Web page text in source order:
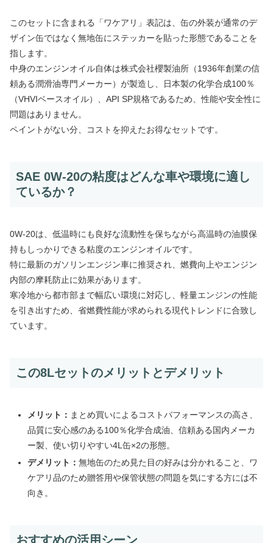
このセットに含まれる「ワケアリ」表記は、缶の外装が通常のデ
ザイン缶ではなく無地缶にステッカーを貼った形態であることを
指します。
中身のエンジンオイル自体は株式会社櫻製油所（1936年創業の信
頼ある潤滑油専門メーカー）が製造し、日本製の化学合成100％
（VHVIベースオイル）、API SP規格であるため、性能や安全性に
問題はありません。
ペイントがない分、コストを抑えたお得なセットです。
SAE 0W-20の粘度はどんな車や環境に適し
ているか？
0W-20は、低温時にも良好な流動性を保ちながら高温時の油膜保
持もしっかりできる粘度のエンジンオイルです。
特に最新のガソリンエンジン車に推奨され、燃費向上やエンジン
内部の摩耗防止に効果があります。
寒冷地から都市部まで幅広い環境に対応し、軽量エンジンの性能
を引き出すため、省燃費性能が求められる現代トレンドに合致し
ています。
この8Lセットのメリットとデメリット
メリット： まとめ買いによるコストパフォーマンスの高さ、
品質に安心感のある100％化学合成油、信頼ある国内メーカ
ー製、使い切りやすい4L缶×2の形態。
デメリット： 無地缶のため見た目の好みは分かれること、ワ
ケアリ品のため贈答用や保管状態の問題を気にする方には不
向き。
おすすめの活用シーン